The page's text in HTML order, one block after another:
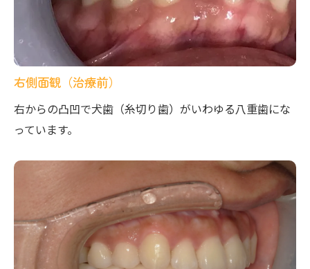
右側面観（治療前）
右からの凸凹で犬歯（糸切り歯）がいわゆる八重歯にな
っています。